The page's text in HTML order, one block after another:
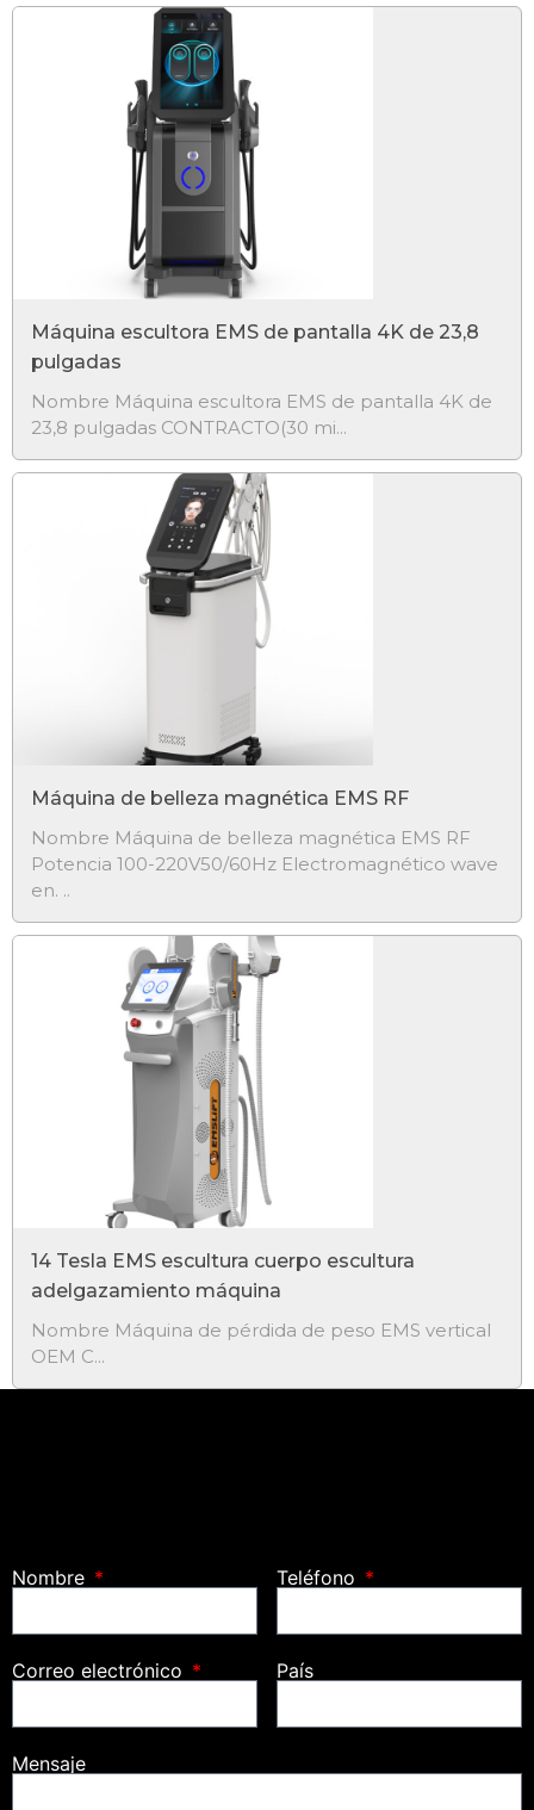
Máquina escultora EMS de pantalla 4K de 23,8
pulgadas
Nombre Máquina escultora EMS de pantalla 4K de
23,8 pulgadas CONTRACTO(30 mi...
Máquina de belleza magnética EMS RF
Nombre Máquina de belleza magnética EMS RF
Potencia 100-220V50/60Hz Electromagnético wave
en. ..
14 Tesla EMS escultura cuerpo escultura
adelgazamiento máquina
Nombre Máquina de pérdida de peso EMS vertical
OEM C...
Nombre Teléfono
Correo electrónico País
Mensaje